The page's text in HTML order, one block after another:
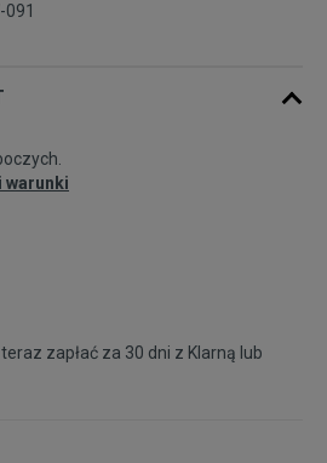
warunki
zapłać za 30 dni z Klarną lub